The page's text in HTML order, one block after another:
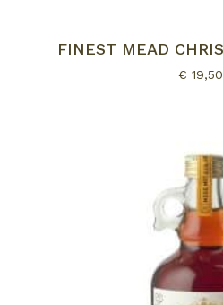
FINEST MEAD
€ 19,50